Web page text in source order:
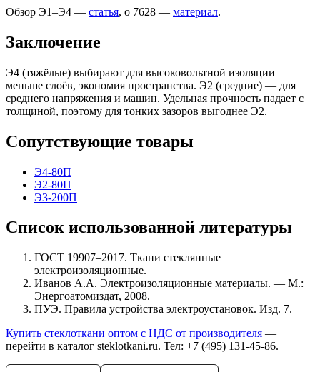
Обзор Э1–Э4 — статья, о 7628 — материал.
Заключение
Э4 (тяжёлые) выбирают для высоковольтной изоляции —
меньше слоёв, экономия пространства. Э2 (средние) — для
среднего напряжения и машин. Удельная прочность падает с
толщиной, поэтому для тонких зазоров выгоднее Э2.
Сопутствующие товары
Э4-80П
Э2-80П
Э3-200П
Список использованной литературы
ГОСТ 19907–2017. Ткани стеклянные
электроизоляционные.
Иванов А.А. Электроизоляционные материалы. — М.:
Энергоатомиздат, 2008.
ПУЭ. Правила устройства электроустановок. Изд. 7.
Купить стеклоткани оптом с НДС от производителя —
перейти в каталог steklotkani.ru. Тел: +7 (495) 131-45-86.